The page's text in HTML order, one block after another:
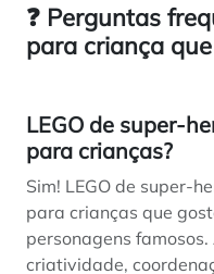
❓ Perguntas
para criança
LEGO de super-
para crianças?
Sim! LEGO de super-
para crianças que
personagens
criatividade,